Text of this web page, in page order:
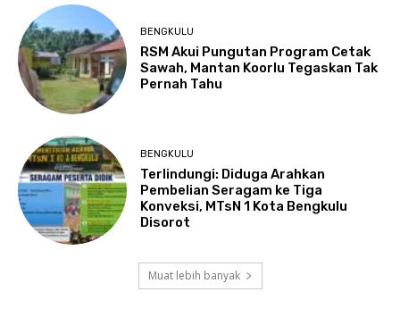
BENGKULU
RSM Akui Pungutan Program Cetak
Sawah, Mantan Koorlu Tegaskan Tak
Pernah Tahu
BENGKULU
Terlindungi: Diduga Arahkan
Pembelian Seragam ke Tiga
Konveksi, MTsN 1 Kota Bengkulu
Disorot
Muat lebih banyak